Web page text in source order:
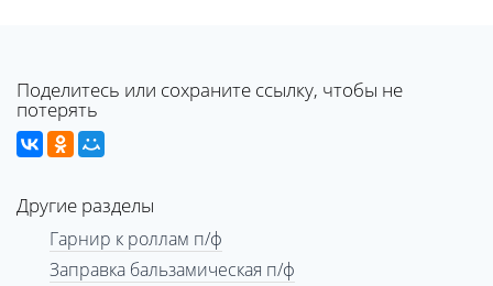
Поделитесь или сохраните ссылку, чтобы не
потерять
Другие разделы
Гарнир к роллам п/ф
Заправка бальзамическая п/ф